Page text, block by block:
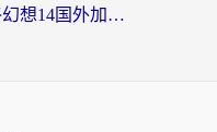
海外FF14玩家必看：最终幻想14国外加速器下载安装全攻略+卡顿解决秘籍